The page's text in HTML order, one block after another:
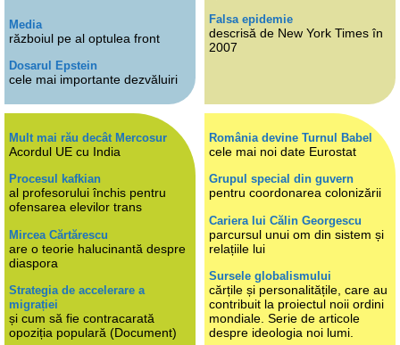
Media
războiul pe al optulea front
Dosarul Epstein
cele mai importante dezvăluiri
Falsa epidemie
descrisă de New York Times în
2007
Mult mai rău decât Mercosur
Acordul UE cu India
Procesul kafkian
al profesorului închis pentru
ofensarea elevilor trans
Mircea Cărtărescu
are o teorie halucinantă despre
diaspora
Strategia de accelerare a
migrației
și cum să fie contracarată
opoziția populară (Document)
România devine Turnul Babel
cele mai noi date Eurostat
Grupul special din guvern
pentru coordonarea colonizării
Cariera lui Călin Georgescu
parcursul unui om din sistem și
relațiile lui
Sursele globalismului
cărțile și personalitățile, care au
contribuit la proiectul noii ordini
mondiale. Serie de articole
despre ideologia noi lumi.